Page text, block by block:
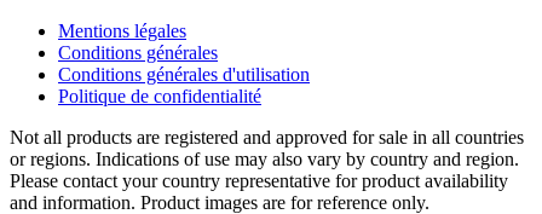
Mentions légales
Conditions générales
Conditions générales d'utilisation
Politique de confidentialité
Not all products are registered and approved for sale in all countries
or regions. Indications of use may also vary by country and region.
Please contact your country representative for product availability
and information. Product images are for reference only.